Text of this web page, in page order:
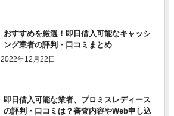
おすすめを厳選！即日借入可能なキャッシ
ング業者の評判・口コミまとめ
2022年12月22日
即日借入可能な業者、プロミスレディース
の評判・口コミは？審査内容やWeb申し込